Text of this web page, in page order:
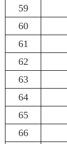
59
60
61
62
63
64
65
66